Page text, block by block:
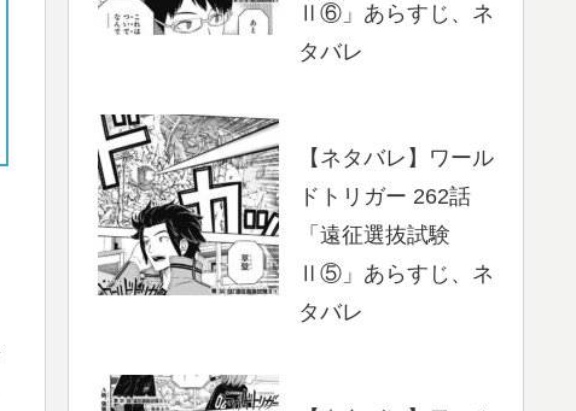
Ⅱ⑥」あらすじ、ネ
タバレ
【ネタバレ】ワール
ドトリガー 262話
「遠征選抜試験
Ⅱ⑤」あらすじ、ネ
タバレ